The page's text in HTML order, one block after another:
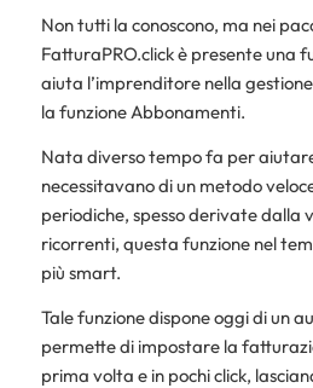
Non tutti la conoscono, ma nei
FatturaPRO.click è presente una
aiuta l’imprenditore nella
la funzione Abbonamenti.
Nata diverso tempo fa per
necessitavano di un metodo
periodiche, spesso derivate dalla
ricorrenti, questa funzione nel
più smart.
Tale funzione dispone oggi di un
permette di impostare la
prima volta e in pochi click,